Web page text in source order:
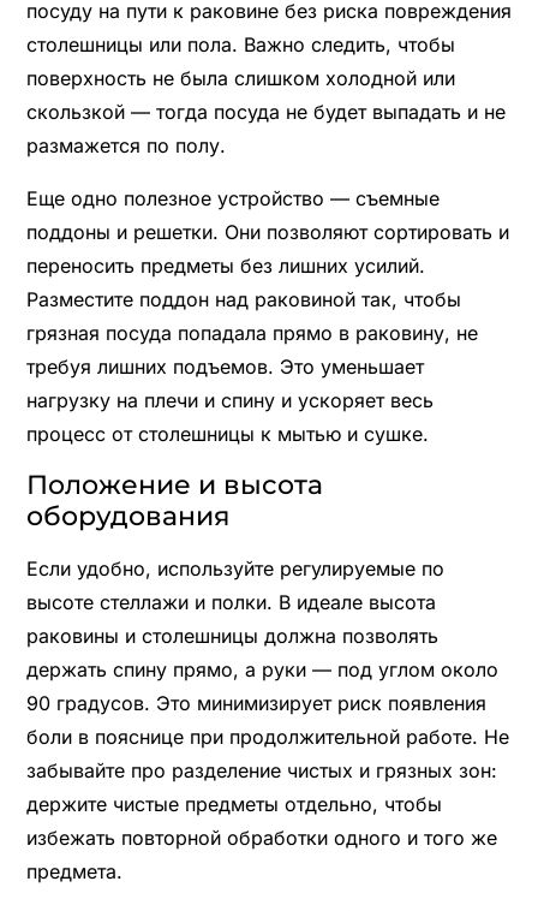
посуду на пути к раковине без риска повреждения
столешницы или пола. Важно следить, чтобы
поверхность не была слишком холодной или
скользкой — тогда посуда не будет выпадать и не
размажется по полу.
Еще одно полезное устройство — съемные
поддоны и решетки. Они позволяют сортировать и
переносить предметы без лишних усилий.
Разместите поддон над раковиной так, чтобы
грязная посуда попадала прямо в раковину, не
требуя лишних подъемов. Это уменьшает
нагрузку на плечи и спину и ускоряет весь
процесс от столешницы к мытью и сушке.
Положение и высота
оборудования
Если удобно, используйте регулируемые по
высоте стеллажи и полки. В идеале высота
раковины и столешницы должна позволять
держать спину прямо, а руки — под углом около
90 градусов. Это минимизирует риск появления
боли в пояснице при продолжительной работе. Не
забывайте про разделение чистых и грязных зон:
держите чистые предметы отдельно, чтобы
избежать повторной обработки одного и того же
предмета.